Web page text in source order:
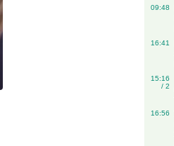
09:48
16:41
15:16
/ 2
16:56